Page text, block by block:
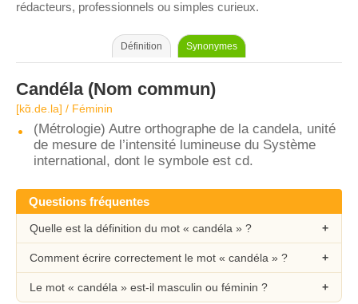
rédacteurs, professionnels ou simples curieux.
Définition Synonymes
Candéla(Nom commun)
[kɑ̃.de.la] / Féminin
(Métrologie) Autre orthographe de la candela, unité
de mesure de l’intensité lumineuse du Système
international, dont le symbole est cd.
Questions fréquentes
Quelle est la définition du mot « candéla » ?
Comment écrire correctement le mot « candéla » ?
Le mot « candéla » est-il masculin ou féminin ?